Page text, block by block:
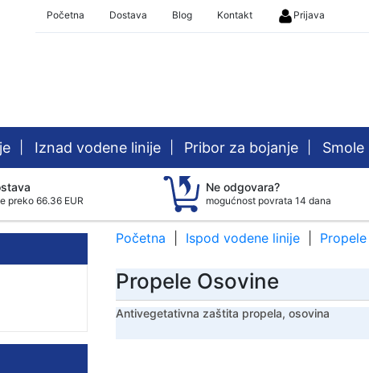
Početna Dostava Blog Kontakt Prijava
Iznad vodene linije Pribor za bojanje Smole
preko 66.36 EUR
Ne odgovara?
mogućnost povrata 14 dana
Početna Ispod vodene linije
Propele Osovine
Antivegetativna zaštita propela, osovina